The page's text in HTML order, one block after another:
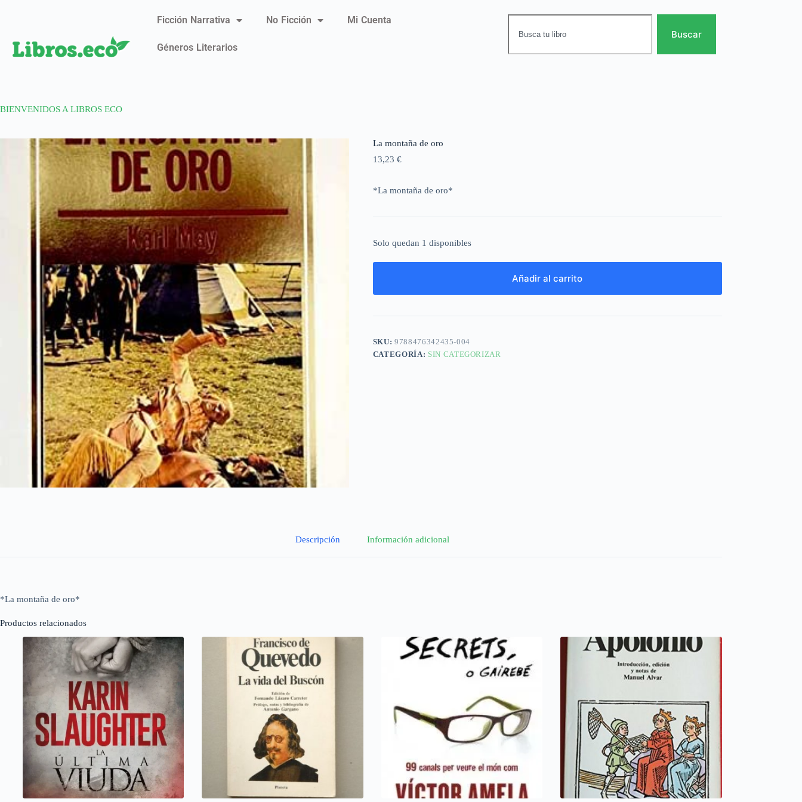
Ficción Narrativa No Ficción Mi Cuenta
Géneros Literarios
Buscar
BIENVENIDOS A LIBROS ECO
La montaña de oro
13,23 €
*La montaña de oro*
Solo quedan 1 disponibles
Añadir al carrito
SKU:9788476342435-004
CATEGORÍA: SIN CATEGORIZAR
Descripción Información adicional
*La montaña de oro*
Productos relacionados